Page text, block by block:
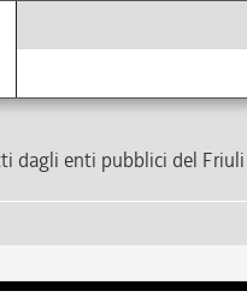
dagli enti pubblici del